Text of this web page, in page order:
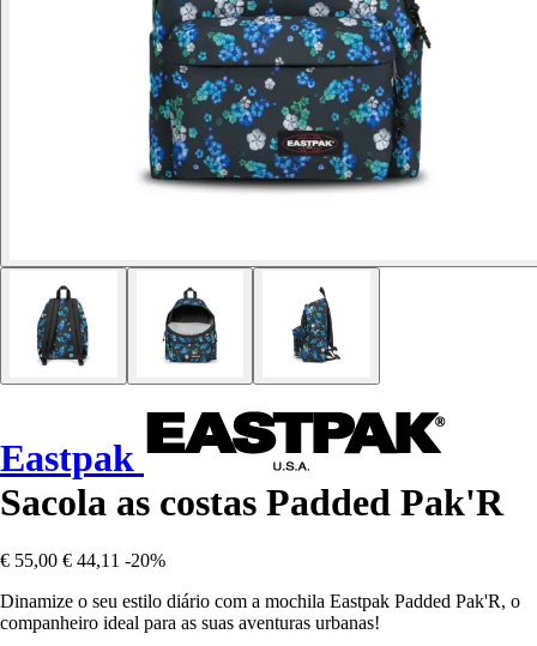
Eastpak
Sacola as costas Padded Pak'R
€ 55,00 € 44,11 -20%
Dinamize o seu estilo diário com a mochila Eastpak Padded Pak'R, o
companheiro ideal para as suas aventuras urbanas!